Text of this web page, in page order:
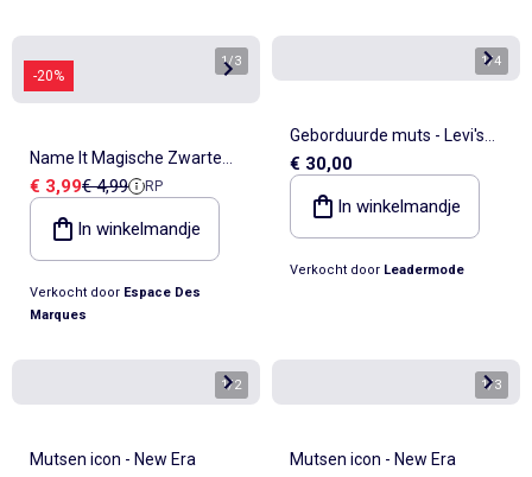
-20%
1/3
Name It Magische Zwarte
Meisjes Handschoenen
Verkoopprijs
€ 3,99Referentieprijs
€ 4,99 RP
In winkelmandje
Verkocht door Espace Des
Marques
1/4
Geborduurde muts - Levi's
Kids
€ 30,00
In winkelmandje
Verkocht door Leadermode
1/2
Mutsen icon - New Era
1/3
Mutsen icon - New Era